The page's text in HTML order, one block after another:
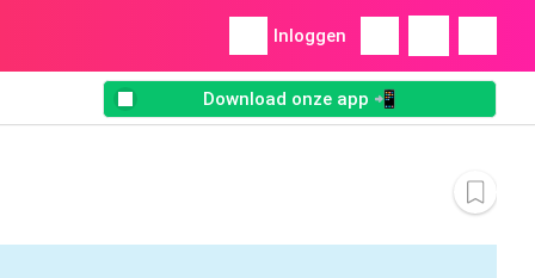
Inloggen
Download onze app 📲